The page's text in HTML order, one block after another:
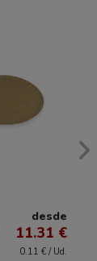
desde
11.31 €
0.11 € / Ud.